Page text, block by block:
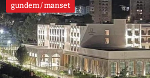
gundem / manset